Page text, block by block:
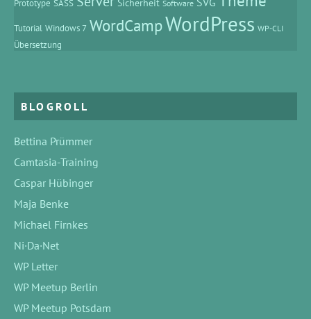
Prototype SASS Sicherheit Software
Tutorial Windows 7 WordCampWordPress WP-CLI
Übersetzung
BLOGROLL
Bettina Prümmer
Camtasia-Training
Caspar Hübinger
Maja Benke
Michael Firnkes
Ni·Da·Net
WP Letter
WP Meetup Berlin
WP Meetup Potsdam